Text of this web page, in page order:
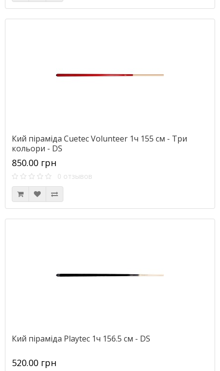
Кий піраміда Cuetec Volunteer 1ч 155 см - Три
кольори - DS
850.00 грн
0 отзывов
Кий піраміда Playtec 1ч 156.5 см - DS
520.00 грн